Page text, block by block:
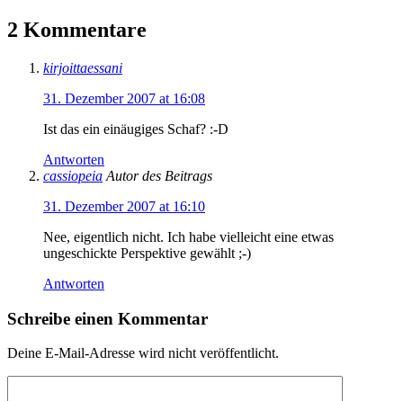
2 Kommentare
kirjoittaessani
31. Dezember 2007 at 16:08
Ist das ein einäugiges Schaf? :-D
Antworten
cassiopeia Autor des Beitrags
31. Dezember 2007 at 16:10
Nee, eigentlich nicht. Ich habe vielleicht eine etwas
ungeschickte Perspektive gewählt ;-)
Antworten
Schreibe einen Kommentar
Deine E-Mail-Adresse wird nicht veröffentlicht.